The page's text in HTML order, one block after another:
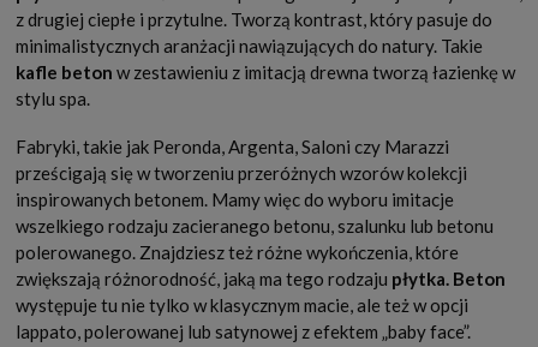
z drugiej ciepłe i przytulne. Tworzą kontrast, który pasuje do
minimalistycznych aranżacji nawiązujących do natury. Takie
kafle beton w zestawieniu z imitacją drewna tworzą łazienkę w
stylu spa.
Fabryki, takie jak Peronda, Argenta, Saloni czy Marazzi
prześcigają się w tworzeniu przeróżnych wzorów kolekcji
inspirowanych betonem. Mamy więc do wyboru imitacje
wszelkiego rodzaju zacieranego betonu, szalunku lub betonu
polerowanego. Znajdziesz też różne wykończenia, które
zwiększają różnorodność, jaką ma tego rodzaju płytka. Beton
występuje tu nie tylko w klasycznym macie, ale też w opcji
lappato, polerowanej lub satynowej z efektem „baby face”.